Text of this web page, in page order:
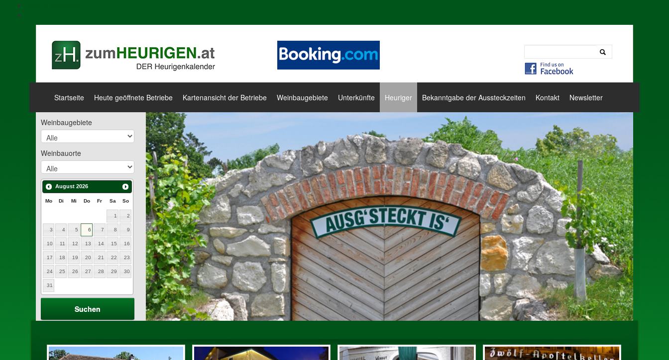
Startseite Heute geöffnete Betriebe Kartenansicht der Betriebe Weinbaugebiete Unterkünfte Heuriger Bekanntgabe der Aussteckzeiten Kontakt Newsletter
Weinbaugebiete
Weinbauorte
August 2026
Mo Di Mi Do Fr Sa So
1 2
3 4 5 6 7 8 9
10 11 12 13 14 15 16
17 18 19 20 21 22 23
24 25 26 27 28 29 30
31